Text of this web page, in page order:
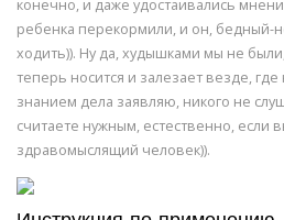
конечно, и даже удостаивались
ребенка перекормили, и он, бедный-
ходить)). Ну да, худышками мы не
теперь носится и залезает везде, где
знанием дела заявляю, никого не
считаете нужным, естественно, если
здравомыслящий человек)).